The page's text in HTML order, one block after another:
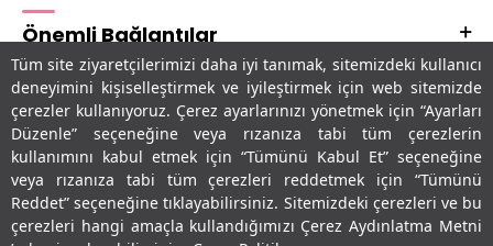
Tüm site ziyaretçilerimizi daha iyi tanımak, sitemizdeki kullanıcı
deneyimini kişiselleştirmek ve iyileştirmek için web sitemizde
çerezler kullanıyoruz. Çerez ayarlarınızı yönetmek için “Ayarları
Düzenle” seçeneğine veya rızanıza tabi tüm çerezlerin
kullanımını kabul etmek için “Tümünü Kabul Et” seçeneğine
veya rızanıza tabi tüm çerezleri reddetmek için “Tümünü
Reddet” seçeneğine tıklayabilirsiniz. Sitemizdeki çerezleri ve bu
çerezleri hangi amaçla kullandığımızı Çerez Aydınlatma Metni
Önemli Bağlantılar
Adres & İletişim
Uygulamalarımız